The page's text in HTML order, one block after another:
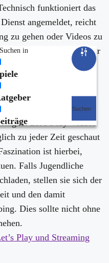
Suchen
Suchen in
funktioniert das
angemeldet, reicht
zu gehen oder Videos zu
die Spielenden ihr
ihr
Streams können die
mit den
direktes Feedback
y-Videos
zu jeder Zeit geschaut
ist hierbei,
Falls Jugendliche
stellen sie sich der
und den damit
Dies sollte nicht ohne
Play und Streaming